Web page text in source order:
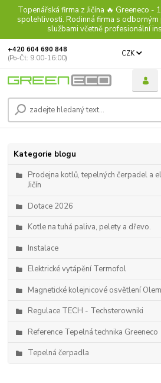
Topenářská firma z Jičína 🔥 Greeneco -
spolehlivosti. Rodinná firma s
službami včetně profesionální
CZK
+420 604 690 848
(Po-Čt: 9:00-16:00)
Kategorie blogu
Prodejna kotlů, tepelných čerpadel a
Jičín
Dotace 2026
Kotle na tuhá paliva, pelety a dřevo.
Instalace
Elektrické vytápění Termofol
Magnetické kolejnicové osvětlení
Regulace TECH - Techsterowniki
Reference Tepelná technika Greeneco
Tepelná čerpadla